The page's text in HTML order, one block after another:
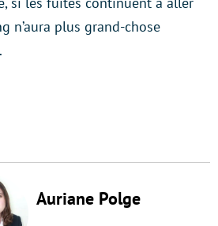
n’aura plus grand-chose
Auriane Polge